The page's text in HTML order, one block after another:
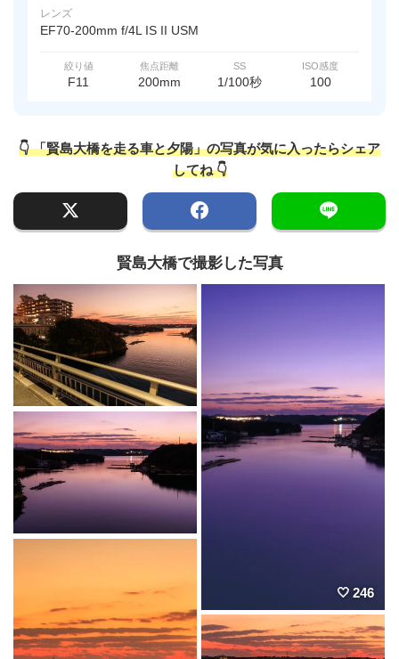
レンズ
EF70-200mm f/4L IS II USM
絞り値
F11
焦点距離
200mm
SS
1/100秒
ISO感度
100
👇 「賢島大橋を走る車と夕陽」の写真が気に入ったらシェア
してね 👇
賢島大橋で撮影した写真
246